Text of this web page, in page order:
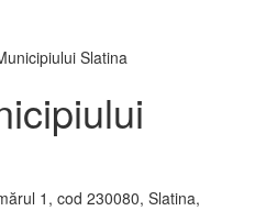
1, cod 230080, Slatina,